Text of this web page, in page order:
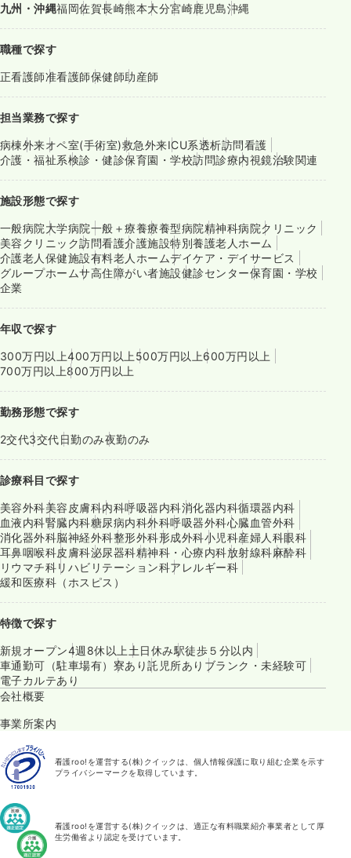
九州・沖縄福岡佐賀長崎熊本大分宮崎鹿児島沖縄
職種で探す
正看護師准看護師保健師助産師
担当業務で探す
病棟外来オペ室(手術室)救急外来ICU系透析訪問看護
介護・福祉系検診・健診保育園・学校訪問診療内視鏡治験関連
施設形態で探す
一般病院大学病院一般＋療養療養型病院精神科病院クリニック
美容クリニック訪問看護介護施設特別養護老人ホーム
介護老人保健施設有料老人ホームデイケア・デイサービス
グループホームサ高住障がい者施設健診センター保育園・学校
企業
年収で探す
300万円以上400万円以上 500万円以上600万円以上
700万円以上800万円以上
勤務形態で探す
2交代3交代日勤のみ夜勤のみ
診療科目で探す
美容外科美容皮膚科内科呼吸器内科消化器内科循環器内科
血液内科腎臓内科糖尿病内科外科呼吸器外科心臓血管外科
消化器外科脳神経外科整形外科形成外科小児科産婦人科眼科
耳鼻咽喉科皮膚科泌尿器科精神科・心療内科放射線科麻酔科
リウマチ科リハビリテーション科アレルギー科
緩和医療科（ホスピス）
特徴で探す
新規オープン4週8休以上 土日休み駅徒歩５分以内
車通勤可（駐車場有） 寮あり託児所あり ブランク・未経験可
電子カルテあり
会社概要
事業所案内
看護roo!を運営する(株)クイックは、個人情報保護に取り組む企業を示す
プライバシーマークを取得しています。
看護roo!を運営する(株)クイックは、適正な有料職業紹介事業者として厚
生労働省より認定を受けています。